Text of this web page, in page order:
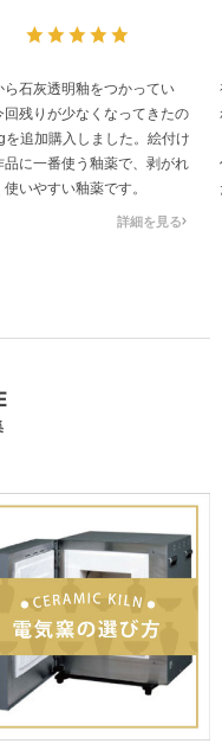
詳細を見る
ら石灰透明釉をつかってい
回残りが少なくなってきたの
を追加購入しました。絵付け
品に一番使う釉薬で、剥がれ
使いやすい釉薬です。